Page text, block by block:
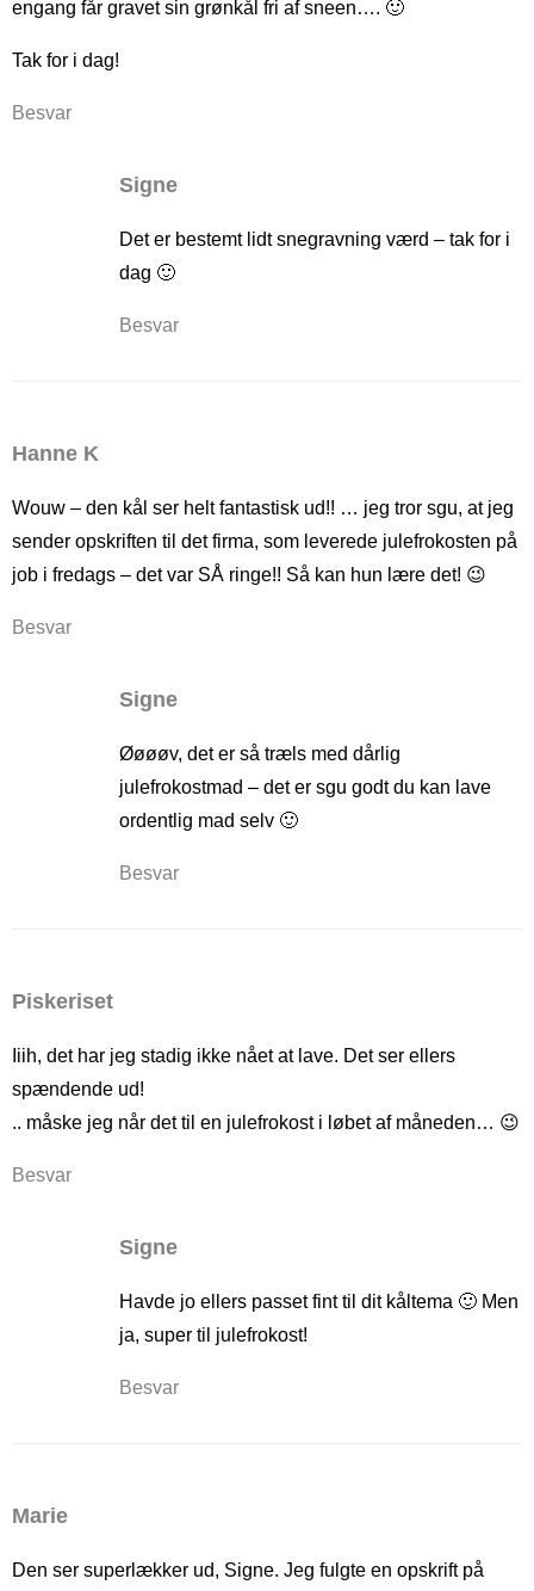
engang får gravet sin grønkål fri af sneen…. 🙂
Tak for i dag!
Besvar
Signe
Det er bestemt lidt snegravning værd – tak for i
dag 🙂
Besvar
Hanne K
Wouw – den kål ser helt fantastisk ud!! … jeg tror sgu, at jeg
sender opskriften til det firma, som leverede julefrokosten på
job i fredags – det var SÅ ringe!! Så kan hun lære det! 😉
Besvar
Signe
Øøøøv, det er så træls med dårlig
julefrokostmad – det er sgu godt du kan lave
ordentlig mad selv 🙂
Besvar
Piskeriset
Iiih, det har jeg stadig ikke nået at lave. Det ser ellers
spændende ud!
.. måske jeg når det til en julefrokost i løbet af måneden… 😉
Besvar
Signe
Havde jo ellers passet fint til dit kåltema 🙂 Men
ja, super til julefrokost!
Besvar
Marie
Den ser superlækker ud, Signe. Jeg fulgte en opskrift på